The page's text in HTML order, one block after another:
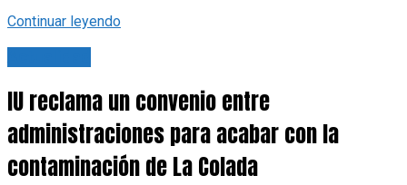
Continuar leyendo
IU reclama un convenio entre
administraciones para acabar con la
contaminación de La Colada